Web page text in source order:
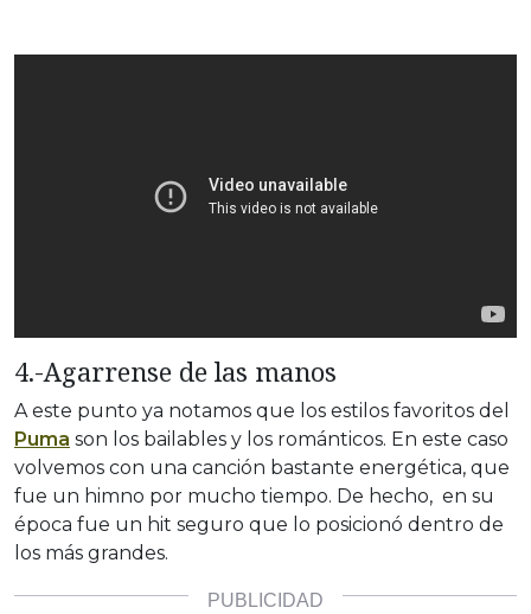
4.-Agarrense de las manos
A este punto ya notamos que los estilos favoritos del
Puma son los bailables y los románticos. En este caso
volvemos con una canción bastante energética, que
fue un himno por mucho tiempo. De hecho, en su
época fue un hit seguro que lo posicionó dentro de
los más grandes.